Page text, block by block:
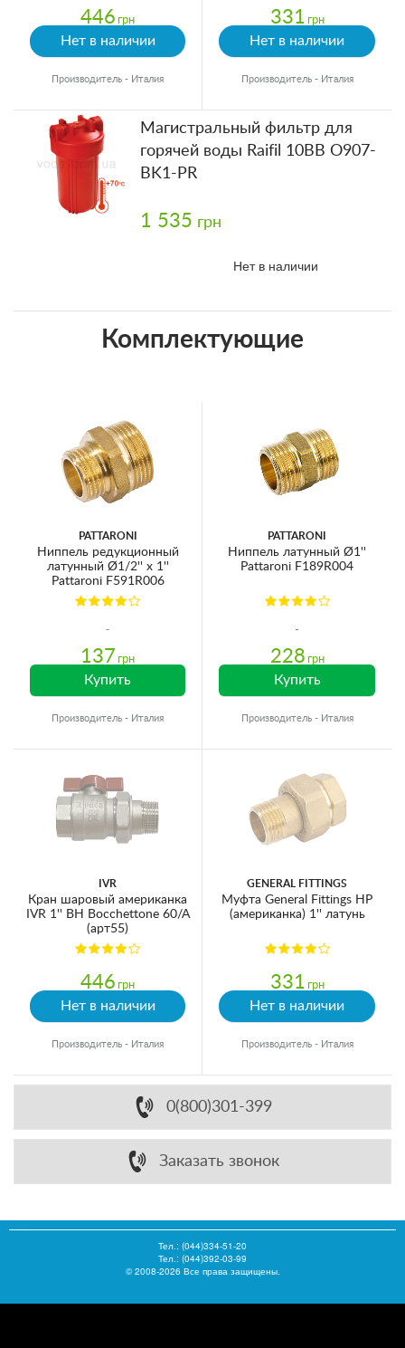
446 грн
Нет в наличии
Производитель - Италия
331 грн
Нет в наличии
Производитель - Италия
Магистральный фильтр для
горячей воды Raifil 10BB O907-
BK1-PR
1 535 грн
Нет в наличии
Комплектующие
PATTARONI
Ниппель редукционный
латунный Ø1/2'' х 1''
Pattaroni F591R006
137 грн
Купить
Производитель - Италия
PATTARONI
Ниппель латунный Ø1''
Pattaroni F189R004
228 грн
Купить
Производитель - Италия
IVR
Кран шаровый американка
IVR 1'' ВН Bocchettone 60/A
(арт55)
446 грн
Нет в наличии
Производитель - Италия
GENERAL FITTINGS
Муфта General Fittings НР
(американка) 1'' латунь
331 грн
Нет в наличии
Производитель - Италия
0(800)301-399
Заказать звонок
Тел.: (044)334-51-20
Тел.: (044)392-03-99
© 2008-2026 Все права защищены.